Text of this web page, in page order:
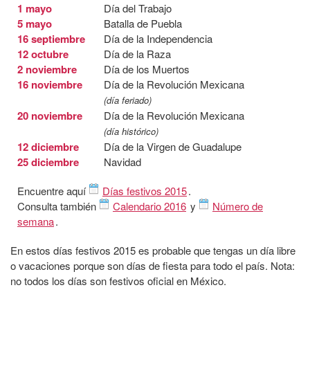
1 mayo Día del Trabajo
5 mayo Batalla de Puebla
16 septiembre Día de la Independencia
12 octubre Día de la Raza
2 noviembre Día de los Muertos
16 noviembre Día de la Revolución Mexicana
(día feriado)
20 noviembre Día de la Revolución Mexicana
(día histórico)
12 diciembre Día de la Virgen de Guadalupe
25 diciembre
Navidad
Encuentre aquí
Días festivos 2015.
Consulta también
Calendario 2016 y
Número de
semana.
En estos días festivos 2015 es probable que tengas un día libre
o vacaciones porque son días de fiesta para todo el país. Nota:
no todos los días son festivos oficial en México.